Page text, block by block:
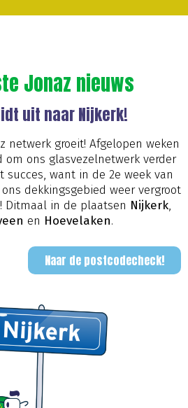
Jonaz nieuws
uit naar Nijkerk!
netwerk groeit! Afgelopen weken
om ons glasvezelnetwerk verder
succes, want in de 2e week van
dekkingsgebied weer vergroot
Ditmaal in de plaatsen Nijkerk,
en Hoevelaken.
Naar de postcodecheck!